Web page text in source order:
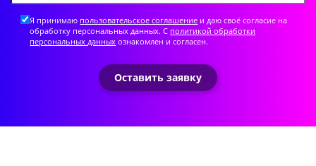
Я принимаю пользовательское соглашение и даю своё согласие на
обработку персональных данных. С политикой обработки
персональных данных ознакомлен и согласен.